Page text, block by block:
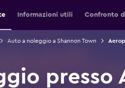
Informazioni utili Confronto
Auto a noleggio a Shannon Town
presso